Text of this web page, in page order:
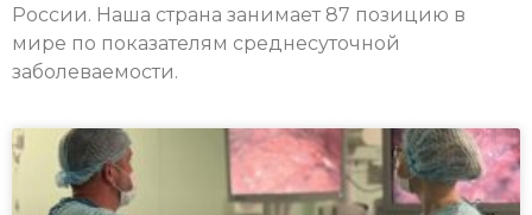
России. Наша страна занимает 87 позицию в
мире по показателям среднесуточной
заболеваемости.